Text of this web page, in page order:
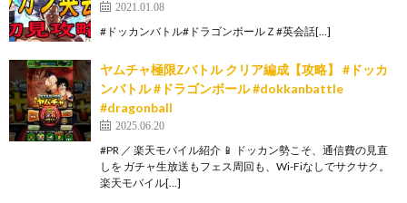
2021.01.08
#ドッカンバトル#ドラゴンボールＺ#英会話[…]
ヤムチャ極限Zバトル クリア編成【攻略】 #ドッカ
ンバトル #ドラゴンボール #dokkanbattle
#dragonball
2025.06.20
#PR ／ 楽天モバイル紹介 📱 ドッカン勢こそ、通信費の見直
しを ガチャ生放送もフェス周回も、Wi-Fiなしでサクサク。
楽天モバイル[…]